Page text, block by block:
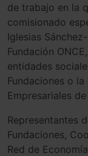
de trabajo en la
comisionado
Iglesias
Fundación
entidades
Fundaciones o
Empresariales
Representantes
Fundaciones,
Red de